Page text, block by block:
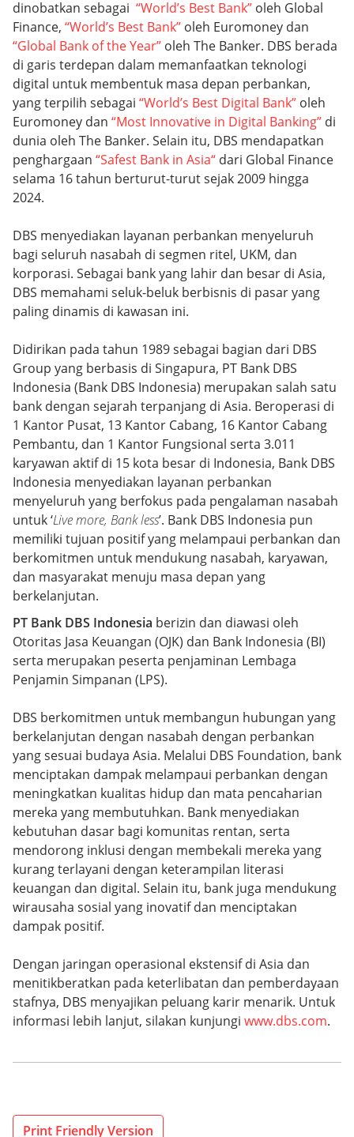
dinobatkan sebagai “World’s Best Bank” oleh Global
Finance, “World’s Best Bank” oleh Euromoney dan
“Global Bank of the Year” oleh The Banker. DBS berada
di garis terdepan dalam memanfaatkan teknologi
digital untuk membentuk masa depan perbankan,
yang terpilih sebagai “World’s Best Digital Bank” oleh
Euromoney dan “Most Innovative in Digital Banking” di
dunia oleh The Banker. Selain itu, DBS mendapatkan
penghargaan “Safest Bank in Asia“ dari Global Finance
selama 16 tahun berturut-turut sejak 2009 hingga
2024.
DBS menyediakan layanan perbankan menyeluruh
bagi seluruh nasabah di segmen ritel, UKM, dan
korporasi. Sebagai bank yang lahir dan besar di Asia,
DBS memahami seluk-beluk berbisnis di pasar yang
paling dinamis di kawasan ini.
Didirikan pada tahun 1989 sebagai bagian dari DBS
Group yang berbasis di Singapura, PT Bank DBS
Indonesia (Bank DBS Indonesia) merupakan salah satu
bank dengan sejarah terpanjang di Asia. Beroperasi di
1 Kantor Pusat, 13 Kantor Cabang, 16 Kantor Cabang
Pembantu, dan 1 Kantor Fungsional serta 3.011
karyawan aktif di 15 kota besar di Indonesia, Bank DBS
Indonesia menyediakan layanan perbankan
menyeluruh yang berfokus pada pengalaman nasabah
untuk ‘Live more, Bank less’. Bank DBS Indonesia pun
memiliki tujuan positif yang melampaui perbankan dan
berkomitmen untuk mendukung nasabah, karyawan,
dan masyarakat menuju masa depan yang
berkelanjutan.
PT Bank DBS Indonesia berizin dan diawasi oleh
Otoritas Jasa Keuangan (OJK) dan Bank Indonesia (BI)
serta merupakan peserta penjaminan Lembaga
Penjamin Simpanan (LPS).
DBS berkomitmen untuk membangun hubungan yang
berkelanjutan dengan nasabah dengan perbankan
yang sesuai budaya Asia. Melalui DBS Foundation, bank
menciptakan dampak melampaui perbankan dengan
meningkatkan kualitas hidup dan mata pencaharian
mereka yang membutuhkan. Bank menyediakan
kebutuhan dasar bagi komunitas rentan, serta
mendorong inklusi dengan membekali mereka yang
kurang terlayani dengan keterampilan literasi
keuangan dan digital. Selain itu, bank juga mendukung
wirausaha sosial yang inovatif dan menciptakan
dampak positif.
Dengan jaringan operasional ekstensif di Asia dan
menitikberatkan pada keterlibatan dan pemberdayaan
stafnya, DBS menyajikan peluang karir menarik. Untuk
informasi lebih lanjut, silakan kunjungi www.dbs.com.
Print Friendly Version